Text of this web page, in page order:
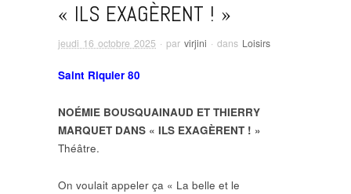
« ILS EXAGÈRENT ! »
jeudi 16 octobre 2025 · par virjini · dans Loisirs
Saint Riquier 80
NOÉMIE BOUSQUAINAUD ET THIERRY
MARQUET DANS « ILS EXAGÈRENT ! »
Théâtre.
On voulait appeler ça « La belle et le